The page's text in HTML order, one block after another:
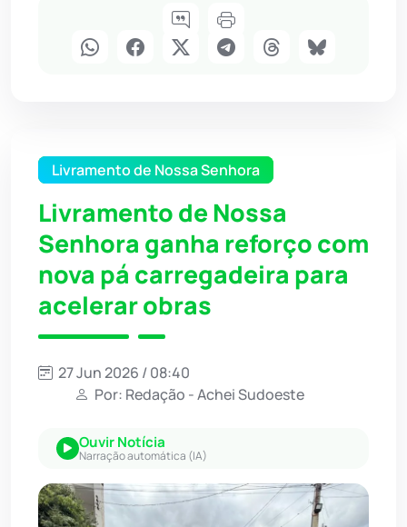
Livramento de Nossa Senhora
Livramento de Nossa
Senhora ganha reforço com
nova pá carregadeira para
acelerar obras
27 Jun 2026 / 08:40
Por: Redação - Achei Sudoeste
Ouvir Notícia
Narração automática (IA)